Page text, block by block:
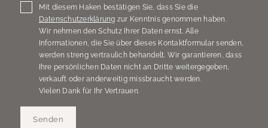
Mit diesem Haken bestätigen Sie, dass Sie die
Datenschutzerklärung zur Kenntnis genommen haben.
Wir nehmen den Schutz Ihrer Daten ernst. Alle
Informationen, die Sie über dieses Kontaktformular senden,
werden streng vertraulich behandelt. Wir garantieren, dass
Ihre persönlichen Daten nicht an Dritte weitergegeben,
verkauft oder anderweitig missbraucht werden.
Vielen Dank für Ihr Vertrauen.
Senden